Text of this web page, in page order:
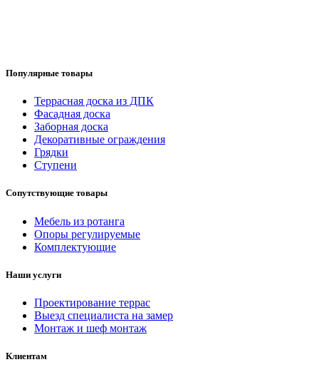
Популярные товары
Террасная доска из ДПК
Фасадная доска
Заборная доска
Декоративные ограждения
Грядки
Ступени
Сопутствующие товары
Мебель из ротанга
Опоры регулируемые
Комплектующие
Наши услуги
Проектирование террас
Выезд специалиста на замер
Монтаж и шеф монтаж
Клиентам